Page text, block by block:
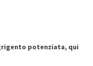
potenziata, qui